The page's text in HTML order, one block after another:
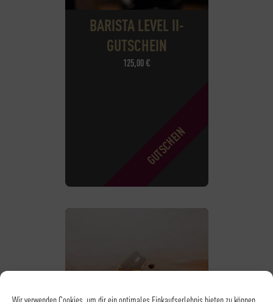
BARISTA LEVEL II-
GUTSCHEIN
125,00€